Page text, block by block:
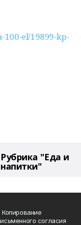
el/19899-kp-
Рубрика "Еда и
напитки"
согласия